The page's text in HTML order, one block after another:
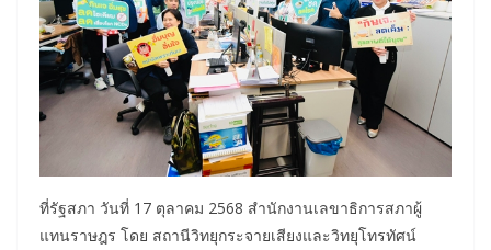
ที่รัฐสภา วันที่ 17 ตุลาคม 2568 สำนักงานเลขาธิการสภาผู้
แทนราษฎร โดย สถานีวิทยุกระจายเสียงและวิทยุโทรทัศน์